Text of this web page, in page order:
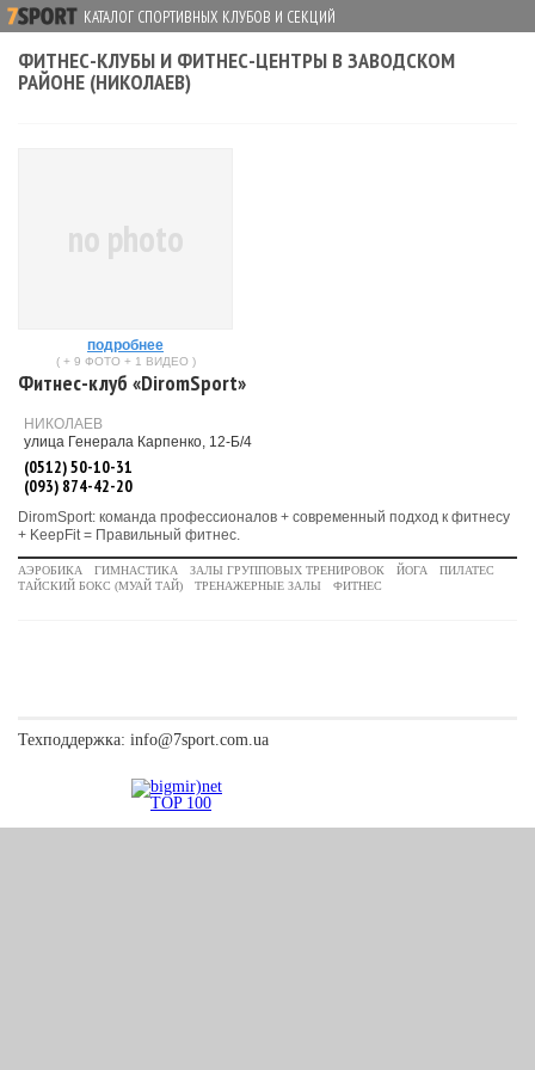
КАТАЛОГ СПОРТИВНЫХ КЛУБОВ И СЕКЦИЙ
ФИТНЕС-КЛУБЫ И ФИТНЕС-ЦЕНТРЫ В ЗАВОДСКОМ
РАЙОНЕ (НИКОЛАЕВ)
no photo
подробнее
( + 9 ФОТО + 1 ВИДЕО )
Фитнес-клуб «DiromSport»
НИКОЛАЕВ
улица Генерала Карпенко, 12-Б/4
(0512) 50-10-31
(093) 874-42-20
DiromSport: команда профессионалов + современный подход к фитнесу
+ KeepFit = Правильный фитнес.
АЭРОБИКА ГИМНАСТИКА ЗАЛЫ ГРУППОВЫХ ТРЕНИРОВОК ЙОГА
ПИЛАТЕС
ТАЙСКИЙ БОКС (МУАЙ ТАЙ)
ТРЕНАЖЕРНЫЕ ЗАЛЫ ФИТНЕС
Техподдержка: info@7sport.com.ua